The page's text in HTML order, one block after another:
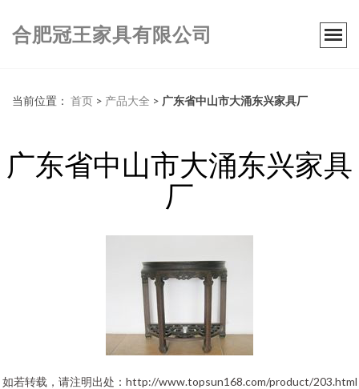
合肥冠王家具有限公司
当前位置： 首页 > 产品大全 > 广东省中山市大涌东兴家具厂
广东省中山市大涌东兴家具
厂
如若转载，请注明出处：http://www.topsun168.com/product/203.html